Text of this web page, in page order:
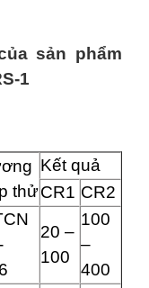
sản phẩm
1
thử
Kết quả
CR1 CR2
20 –
100
100
–
400